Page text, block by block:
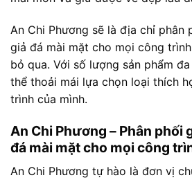
An Chi Phương sẽ là địa chỉ phân
giả đá mài mặt cho mọi công
bỏ qua. Với số lượng sản phẩm
thể thoải mái lựa chọn loại thích
trình của mình.
An Chi Phương – Phân phối
đá mài mặt cho mọi công
An Chi Phương tự hào là đơn vị